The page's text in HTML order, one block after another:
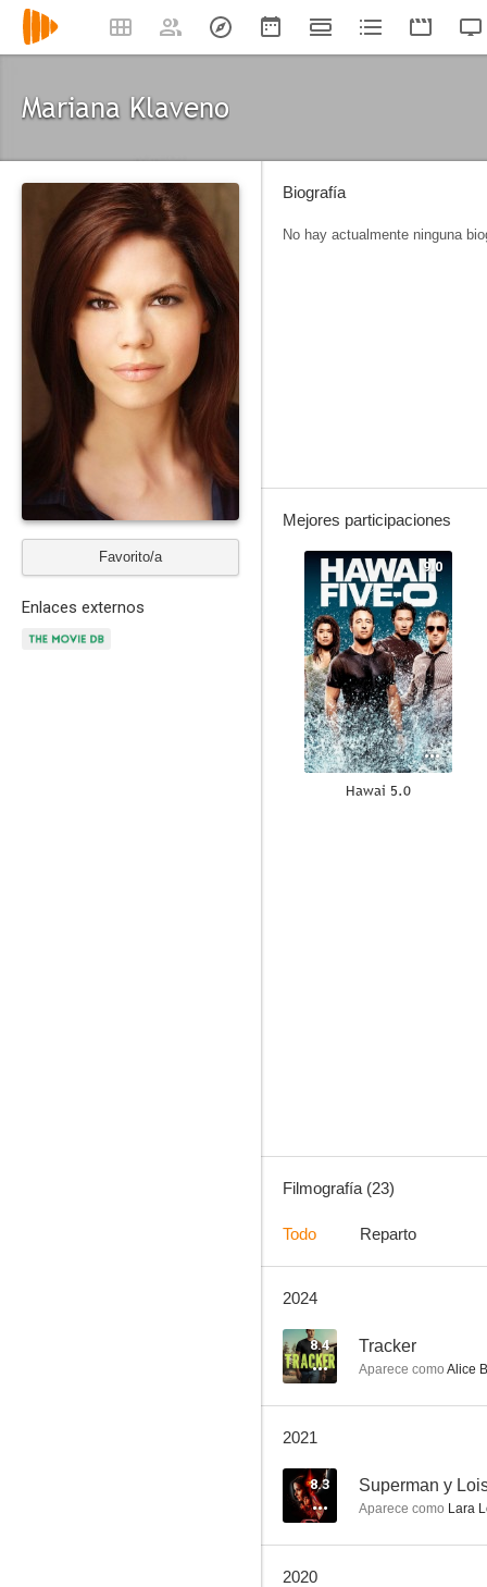
Mariana Klaveno
Favorito/a
Enlaces externos
Biografía
No hay actualmente ninguna
Mejores participaciones
9.0
Hawai 5.0
Filmografía (23)
Todo Reparto
2024
8.4 Tracker
Aparece como Alice
2021
8.3 Superman y
Aparece como Lara
2020